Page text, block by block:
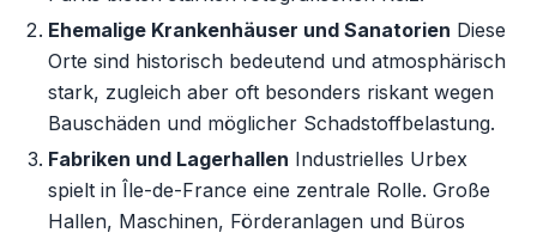
Ehemalige Krankenhäuser und Sanatorien Diese
Orte sind historisch bedeutend und atmosphärisch
stark, zugleich aber oft besonders riskant wegen
Bauschäden und möglicher Schadstoffbelastung.
Fabriken und Lagerhallen Industrielles Urbex
spielt in Île-de-France eine zentrale Rolle. Große
Hallen, Maschinen, Förderanlagen und Büros